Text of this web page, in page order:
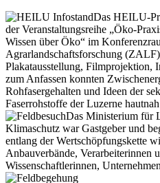
Das HEILU-
der Veranstaltungsreihe „Öko-
Wissen über Öko“ im
Agrarlandschaftsforschung
Plakatausstellung, Filmprojektion,
zum Anfassen konnten
Rohfasergehalten und Ideen der
Faserrohstoffe der Luzerne
Das Ministerium für
Klimaschutz war Gastgeber und
entlang der Wertschöpfungskette
Anbauverbände, Verarbeiterinnen
Wissenschaftlerinnen,